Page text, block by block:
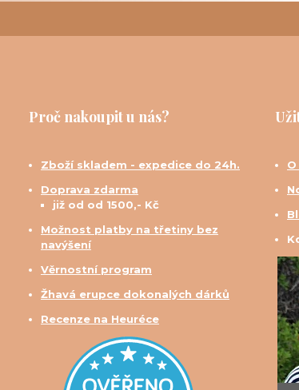
Proč nakoupit u nás?
Zboží skladem - expedice do 24h.
Doprava zdarma
již od od 1500,- Kč
Možnost platby na třetiny bez
navýšení
Věrnostní program
Žhavá erupce dokonalých dárků
Recenze na Heuréce